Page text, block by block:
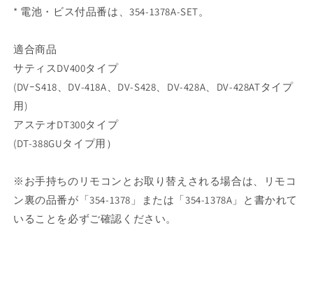
* 電池・ビス付品番は、354-1378A-SET。
適合商品
サティスDV400タイプ
(DVｰS418、DV-418A、DV-S428、DV-428A、DV-428ATタイプ
用)
アステオDT300タイプ
(DT-388GUタイプ用）
※お手持ちのリモコンとお取り替えされる場合は、リモコ
ン裏の品番が「354-1378」または「354-1378A」と書かれて
いることを必ずご確認ください。